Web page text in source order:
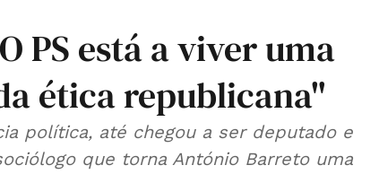
PS está a viver uma
ética republicana"
política, até chegou a ser deputado e
que torna António Barreto uma